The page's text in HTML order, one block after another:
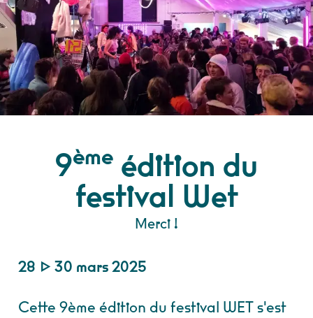
9ème édition du
festival Wet
Merci !
28 ▷ 30 mars 2025
Cette 9ème édition du festival WET s'est